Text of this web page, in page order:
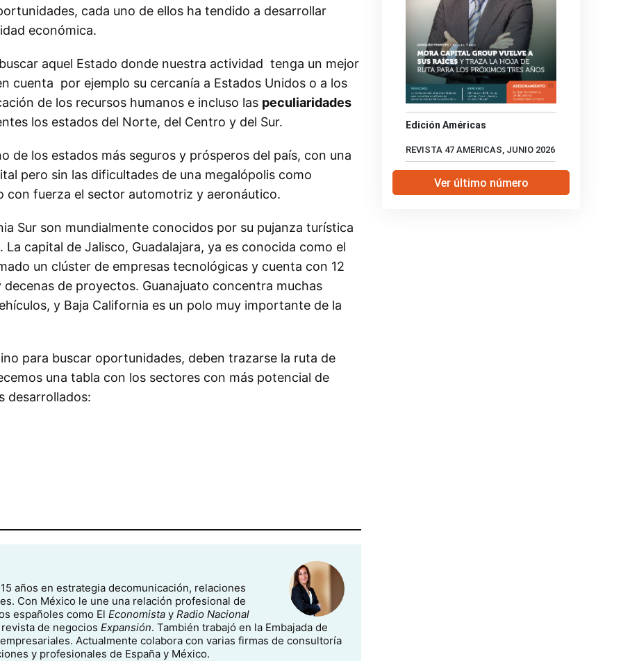
cada uno de ellos ha tendido a desarrollar
económica.
aquel Estado donde nuestra actividad tenga un mejor
cuenta por ejemplo su cercanía a Estados Unidos o a los
de los recursos humanos e incluso las peculiaridades
los estados del Norte, del Centro y del Sur.
de los estados más seguros y prósperos del país, con una
pero sin las dificultades de una megalópolis como
con fuerza el sector automotriz y aeronáutico.
Sur son mundialmente conocidos por su pujanza turística
capital de Jalisco, Guadalajara, ya es conocida como el
un clúster de empresas tecnológicas y cuenta con 12
de proyectos. Guanajuato concentra muchas
y Baja California es un polo muy importante de la
para buscar oportunidades, deben trazarse la ruta de
una tabla con los sectores con más potencial de
desarrollados:
años en estrategia decomunicación, relaciones
Con México le une una relación profesional de
españoles como El Economista y Radio Nacional
de negocios Expansión. También trabajó en la Embajada de
Actualmente colabora con varias firmas de consultoría
y profesionales de España y México.
Edición Américas
REVISTA 47 AMERICAS, JUNIO 2026
Ver último número